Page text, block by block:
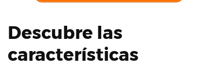
Descubre las
características